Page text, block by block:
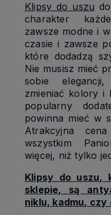
Klipsy do uszu
charakter
zawsze modne i
czasie i zawsze
które dodadzą
Nie musisz mieć
sobie
zmieniać kolory i
popularny
powinna mieć w
Atrakcyjna
wszystkim
więcej, niż tylko
Klipsy do uszu,
sklepie, są
niklu, kadmu, czy